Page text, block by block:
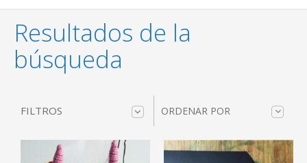
Resultados de la
búsqueda
FILTROS ORDENAR POR